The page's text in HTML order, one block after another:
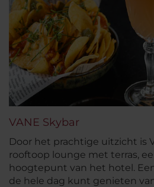
VANE Skybar
Door het prachtige uitzicht is
rooftoop lounge met terras,
hoogtepunt van het hotel.
de hele dag kunt genieten